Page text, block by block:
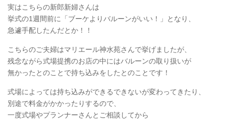
実はこちらの新郎新婦さんは
挙式の1週間前に「ブーケよりバルーンがいい！」となり、
急遽手配したんだとか！！
こちらのご夫婦はマリエール神水苑さんで挙げましたが、
残念ながら式場提携のお店の中にはバルーンの取り扱いが
無かったとのことで持ち込みをしたとのことです！
式場によっては持ち込みができるできないが変わってきたり、
別途で料金がかかったりするので、
一度式場やプランナーさんとご相談してから